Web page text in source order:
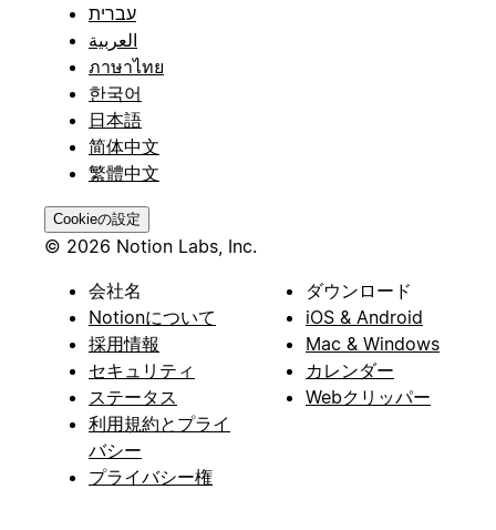
עברית
العربية
ภาษาไทย
한국어
日本語
简体中文
繁體中文
Cookieの設定
© 2026 Notion Labs, Inc.
会社名
Notionについて
採用情報
セキュリティ
ステータス
利用規約とプライ
バシー
プライバシー権
ダウンロード
iOS & Android
Mac & Windows
カレンダー
Webクリッパー